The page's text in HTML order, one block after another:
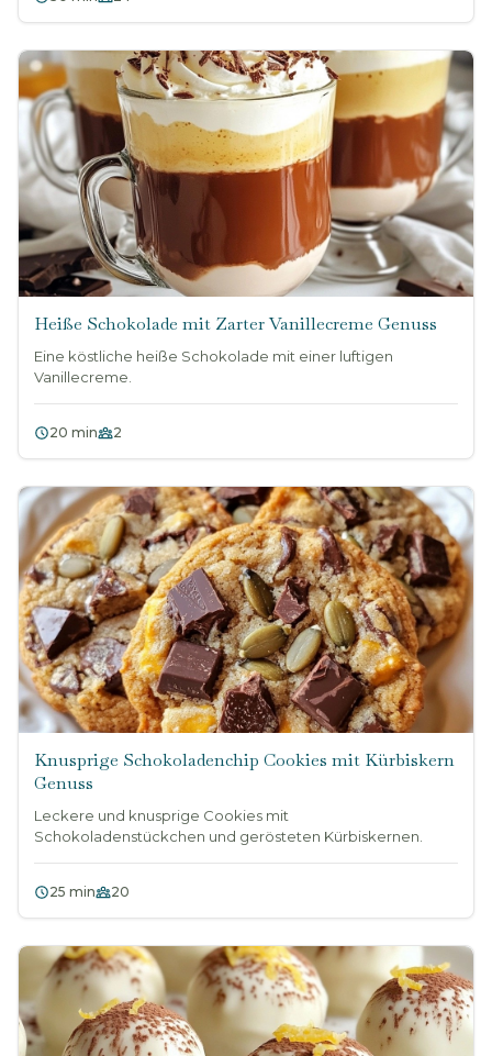
Heiße Schokolade mit Zarter Vanillecreme Genuss
Eine köstliche heiße Schokolade mit einer luftigen
Vanillecreme.
20 min 2
Knusprige Schokoladenchip Cookies mit Kürbiskern
Genuss
Leckere und knusprige Cookies mit
Schokoladenstückchen und gerösteten Kürbiskernen.
25 min 20